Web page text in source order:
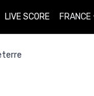
LIVE SCORE FRANCE